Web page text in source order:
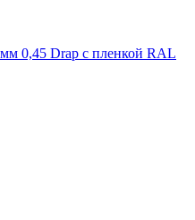
0,45 Drap с пленкой RAL